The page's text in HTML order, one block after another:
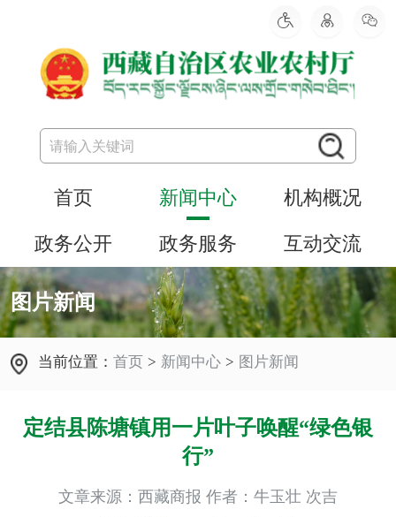
首页 新闻中心 机构概况
政务公开 政务服务 互动交流
图片新闻
当前位置：首页 > 新闻中心 > 图片新闻
定结县陈塘镇用一片叶子唤醒“绿色银
行”
文章来源：西藏商报 作者：牛玉壮 次吉